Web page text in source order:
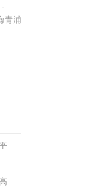
青浦